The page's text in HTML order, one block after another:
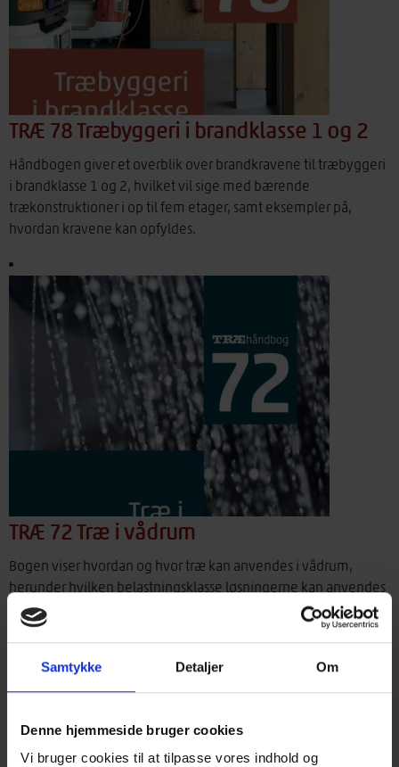
Samtykke Detaljer Om
Denne hjemmeside bruger cookies
Vi bruger cookies til at tilpasse vores indhold og
TRÆ 78 Træbyggeri i brandklasse 1 og 2
Håndbogen giver et overblik over brandkravene til træbyggeri
i brandklasse 1 og 2, hvilket vil sige med bærende
trækonstruktioner i op til fem etager, samt eksempler på,
hvordan kravene kan opfyldes.
TRÆ 72 Træ i vådrum
Bogen viser hvordan og hvor træ kan anvendes i vådrum,
herunder hvilken belastningsklasse løsningerne kan anvendes
i. Den er baseret på definitioner og principper, som er anvendt i
SBi-anvisning 252, Vådrum.